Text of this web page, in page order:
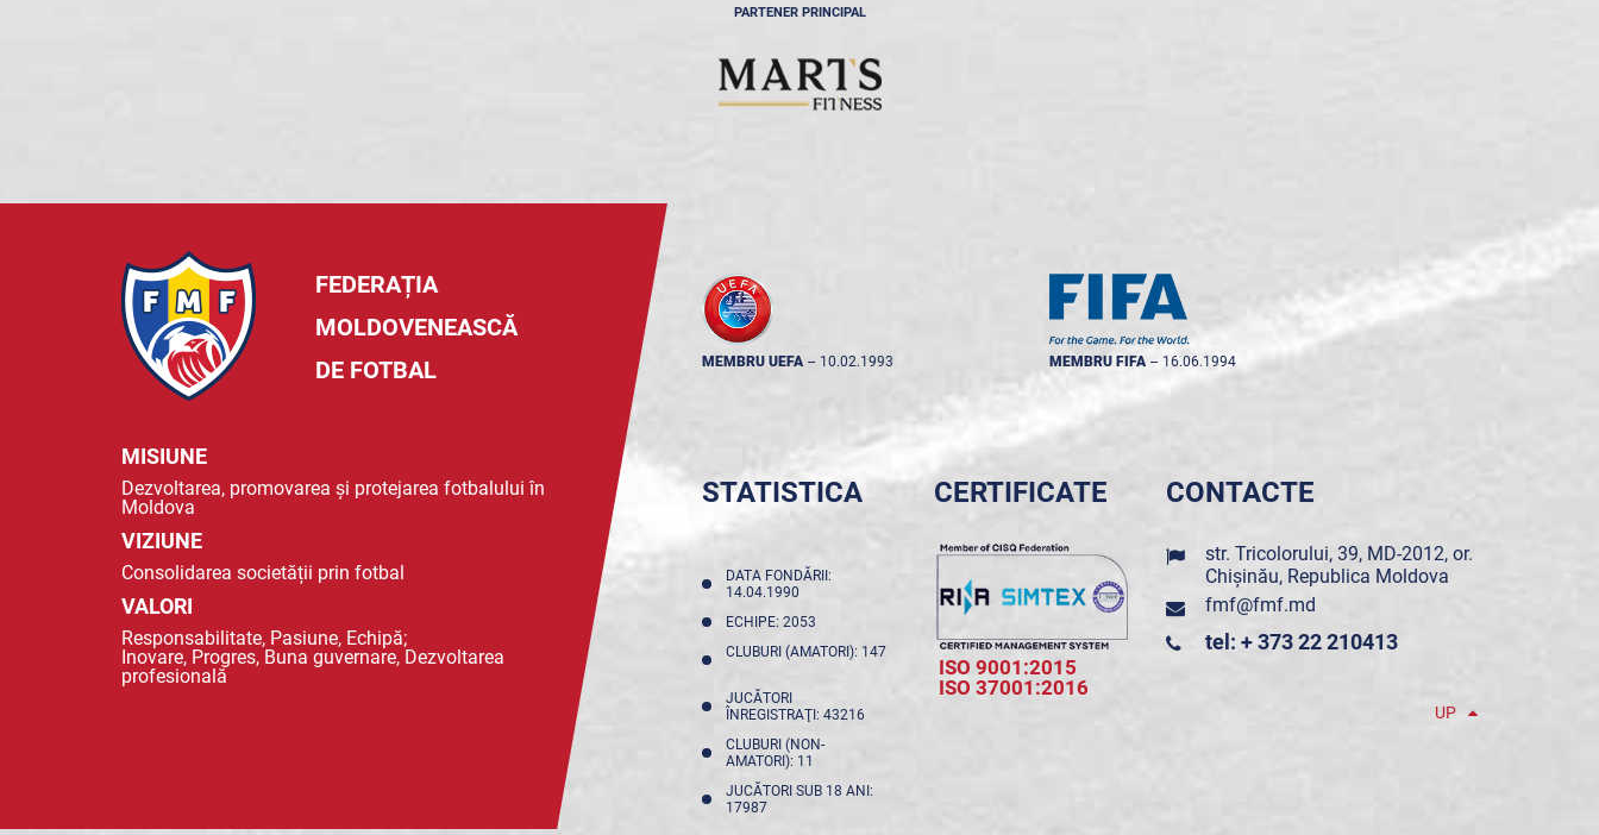
PARTENER PRINCIPAL
FEDERAȚIA
MOLDOVENEASCĂ
DE FOTBAL
MISIUNE
Dezvoltarea, promovarea și protejarea fotbalului în
Moldova
VIZIUNE
Consolidarea societății prin fotbal
VALORI
Responsabilitate, Pasiune, Echipă;
Inovare, Progres, Buna guvernare, Dezvoltarea
profesională
MEMBRU UEFA -- 10.02.1993 MEMBRU FIFA -- 16.06.1994
STATISTICA
DATA FONDĂRII:
14.04.1990
ECHIPE: 2053
CLUBURI (AMATORI): 147
JUCĂTORI
ÎNREGISTRAŢI: 43216
CLUBURI (NON-
AMATORI): 11
JUCĂTORI SUB 18 ANI:
17987
CERTIFICATE
ISO 9001:2015
ISO 37001:2016
CONTACTE
str. Tricolorului, 39, MD-2012, or.
Chișinău, Republica Moldova
fmf@fmf.md
tel: + 373 22 210413
UP